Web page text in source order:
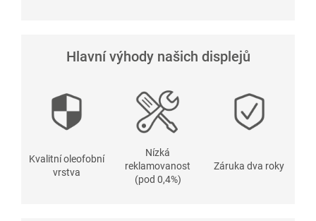
Hlavní výhody našich displejů
Kvalitní oleofobní
vrstva
Nízká
reklamovanost
(pod 0,4%)
Záruka dva roky